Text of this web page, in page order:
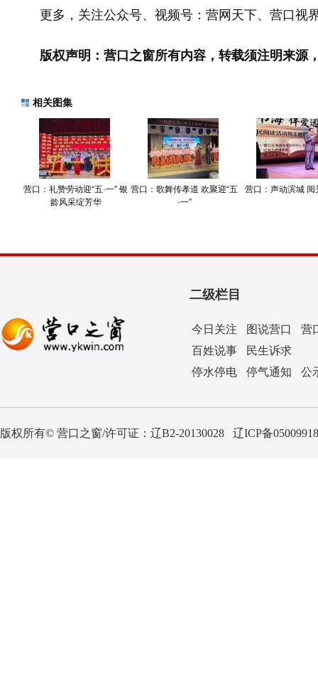
更多，关注公众号、视频号：营网天下、营口视
版权声明：营口之窗所有内容，转载须注明来源
相关图集
营口：礼赞劳动迎“五·一” 银
龄风采绽芳华
营口：歌舞传孝道 欢聚迎“五
·一”
营口：声动滨城 阅
二级栏目
今日关注 图说营口
营
百姓说事
民生诉求
停水停电
停气通知 公
版权所有© 营口之窗/许可证： 辽B2-20130028 辽ICP备